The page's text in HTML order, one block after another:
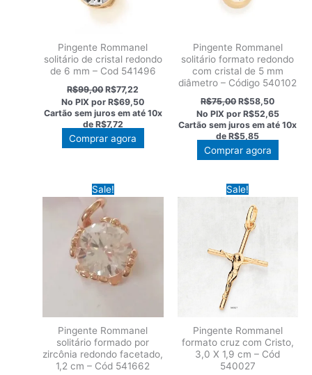
Pingente Rommanel
solitário de cristal redondo
de 6 mm – Cod 541496
R$99,00O
preço
original
era:
R$99,00.
R$77,22
preço
atual
é:
R$77,22.
No PIX porR$69,50
Cartão sem juros em até 10x
deR$7,72
Comprar agora
Pingente Rommanel
solitário formato redondo
com cristal de 5 mm
diâmetro – Código 540102
R$75,00O
preço
original
era:
R$75,00.
R$58,50O
preço
atual
é:
No PIX por R$52,65
Cartão sem juros em até10x
de R$5,85
Comprar agora
Sale!
Pingente Rommanel
solitário formado por
zircônia redondo facetado,
1,2 cm – Cód 541662
Sale!
Pingente Rommanel
formato cruz com Cristo,
3,0 X 1,9 cm – Cód
540027